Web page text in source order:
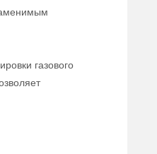
газового